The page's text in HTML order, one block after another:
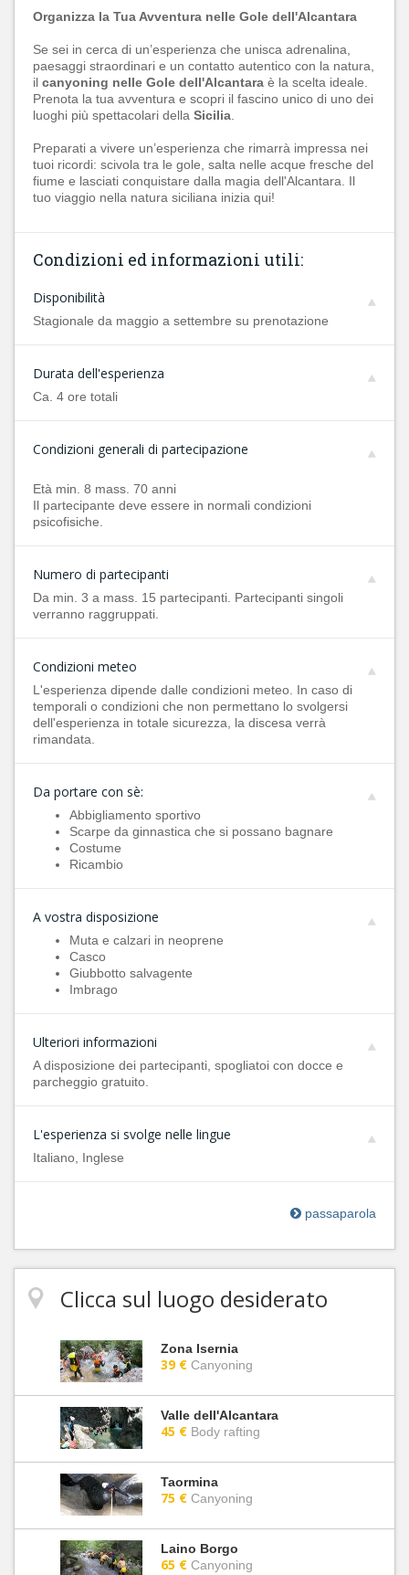
Organizza la Tua Avventura nelle Gole dell'Alcantara
Se sei in cerca di un’esperienza che unisca adrenalina,
paesaggi straordinari e un contatto autentico con la natura,
il canyoning nelle Gole dell'Alcantara è la scelta ideale.
Prenota la tua avventura e scopri il fascino unico di uno dei
luoghi più spettacolari della Sicilia
Preparati a vivere un’esperienza che rimarrà impressa nei
tuoi ricordi: scivola tra le gole, salta nelle acque fresche del
fiume e lasciati conquistare dalla magia dell'Alcantara. Il
tuo viaggio nella natura siciliana inizia qui!
Condizioni ed informazioni utili:
Disponibilità
Stagionale da maggio a settembre su prenotazione
Durata dell'esperienza
Ca. 4 ore totali
Condizioni generali di partecipazione
Età min. 8 mass. 70 anni
Il partecipante deve essere in normali condizioni
psicofisiche.
Numero di partecipanti
Da min. 3 a mass. 15 partecipanti. Partecipanti singoli
verranno raggruppati.
Condizioni meteo
L'esperienza dipende dalle condizioni meteo. In caso di
temporali o condizioni che non permettano lo svolgersi
dell'esperienza in totale sicurezza, la discesa verrà
rimandata.
Da portare con sè:
Abbigliamento sportivo
Scarpe da ginnastica che si possano bagnare
Costume
Ricambio
A vostra disposizione
Muta e calzari in neoprene
Casco
Giubbotto salvagente
Imbrago
Ulteriori informazioni
A disposizione dei partecipanti, spogliatoi con docce e
parcheggio gratuito.
L'esperienza si svolge nelle lingue
Italiano, Inglese
passaparola
Clicca sul luogo desiderato
Zona Isernia
39 € Canyoning
Valle dell'Alcantara
45 € Body rafting
Taormina
75 € Canyoning
Laino Borgo
65 € Canyoning